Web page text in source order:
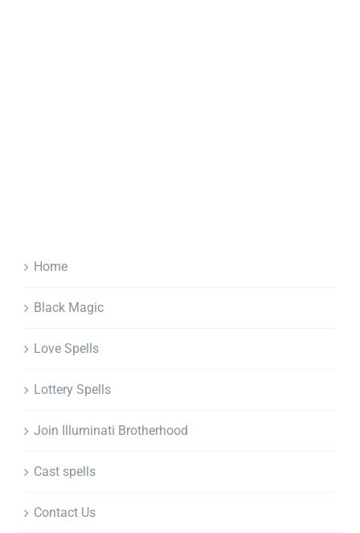
Home
Black Magic
Love Spells
Lottery Spells
Join Illuminati Brotherhood
Cast spells
Contact Us